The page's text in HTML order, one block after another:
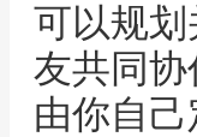
可以规
友共同
由你自